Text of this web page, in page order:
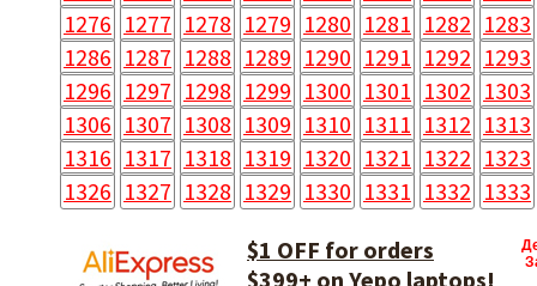
1276 1277 1278 1279 1280 1281 1282 1283
1286 1287 1288 1289 1290 1291 1292 1293
1296 1297 1298 1299 1300 1301 1302 1303
1306 1307 1308 1309 1310 1311 1312 1313
1316 1317 1318 1319 1320 1321 1322 1323
1326 1327 1328 1329 1330 1331 1332 1333
$1 OFF for orders
$399+ on Yepo laptops!